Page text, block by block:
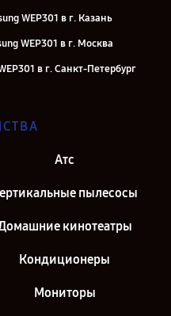
WEP301 в г. Казань
WEP301 в г. Москва
в г. Санкт-Петербург
Атс
пылесосы
кинотеатры
Кондиционеры
Мониторы